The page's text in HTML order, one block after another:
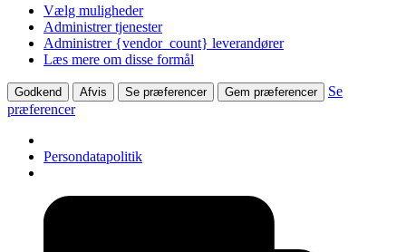
Vælg muligheder
Administrer tjenester
Administrer {vendor_count} leverandører
Læs mere om disse formål
Godkend Afvis Se præferencer Gem præferencer
Se
præferencer
Persondatapolitik